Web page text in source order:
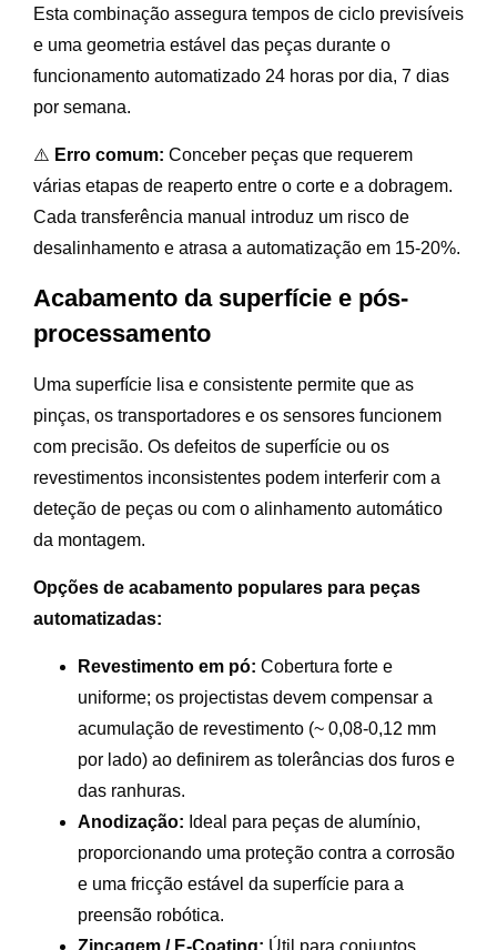
Esta combinação assegura tempos de ciclo previsíveis
e uma geometria estável das peças durante o
funcionamento automatizado 24 horas por dia, 7 dias
por semana.
⚠️ Erro comum: Conceber peças que requerem
várias etapas de reaperto entre o corte e a dobragem.
Cada transferência manual introduz um risco de
desalinhamento e atrasa a automatização em 15-20%.
Acabamento da superfície e pós-
processamento
Uma superfície lisa e consistente permite que as
pinças, os transportadores e os sensores funcionem
com precisão. Os defeitos de superfície ou os
revestimentos inconsistentes podem interferir com a
deteção de peças ou com o alinhamento automático
da montagem.
Opções de acabamento populares para peças
automatizadas:
Revestimento em pó: Cobertura forte e
uniforme; os projectistas devem compensar a
acumulação de revestimento (~ 0,08-0,12 mm
por lado) ao definirem as tolerâncias dos furos e
das ranhuras.
Anodização: Ideal para peças de alumínio,
proporcionando uma proteção contra a corrosão
e uma fricção estável da superfície para a
preensão robótica.
Zincagem / E-Coating: Útil para conjuntos